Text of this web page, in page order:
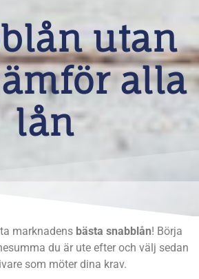
utan
alla
lån
marknadens bästa snabblån! Börja
du är ute efter och välj sedan
som möter dina krav.